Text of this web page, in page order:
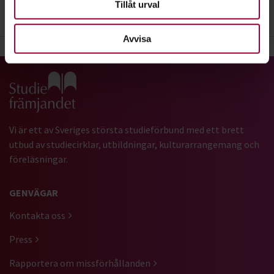
Tillåt urval
Avvisa
4. Betalningsinformation
Gå till studiefrämjandets startsida
Vi är ett av Sveriges största studieförbund med ett brett
utbud av studiecirklar, utbildningar, kulturarrangemang och
föreläsningar.
GENVÄGAR
Kontakta oss
Press
Rapportera om missförhållanden